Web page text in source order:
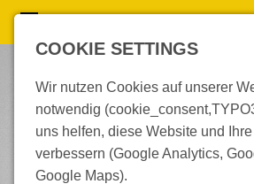
COOKIE SETTINGS
Wir nutzen Cookies auf unserer
notwendig
uns helfen, diese Website und
verbessern (Google Analytics,
Google Maps).